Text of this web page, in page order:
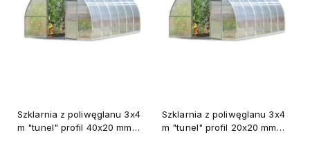
Szklarnia z poliwęglanu 3x4
m "tunel" profil 40x20 mm
Szklarnia z poliwęglanu 3x4
m "tunel" profil 20x20 mm